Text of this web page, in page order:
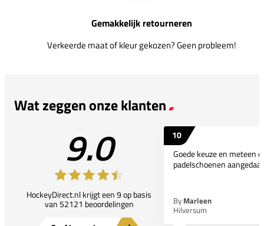
Gemakkelijk retourneren
Verkeerde maat of kleur gekozen? Geen probleem!
Wat zeggen onze klanten
9.0
HockeyDirect.nl krijgt een 9 op basis
van 52121 beoordelingen
10
Goede keuze en meteen
padelschoenen
By Marleen
Hilversum